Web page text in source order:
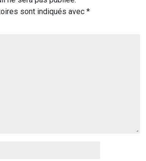
sont indiqués avec *